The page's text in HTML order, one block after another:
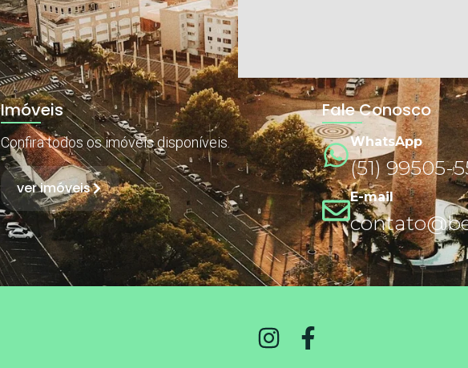
Imóveis
Confira todos os imóveis disponíveis.
ver imóveis
Fale Conosco
WhatsApp
(51) 99505-
E-mail